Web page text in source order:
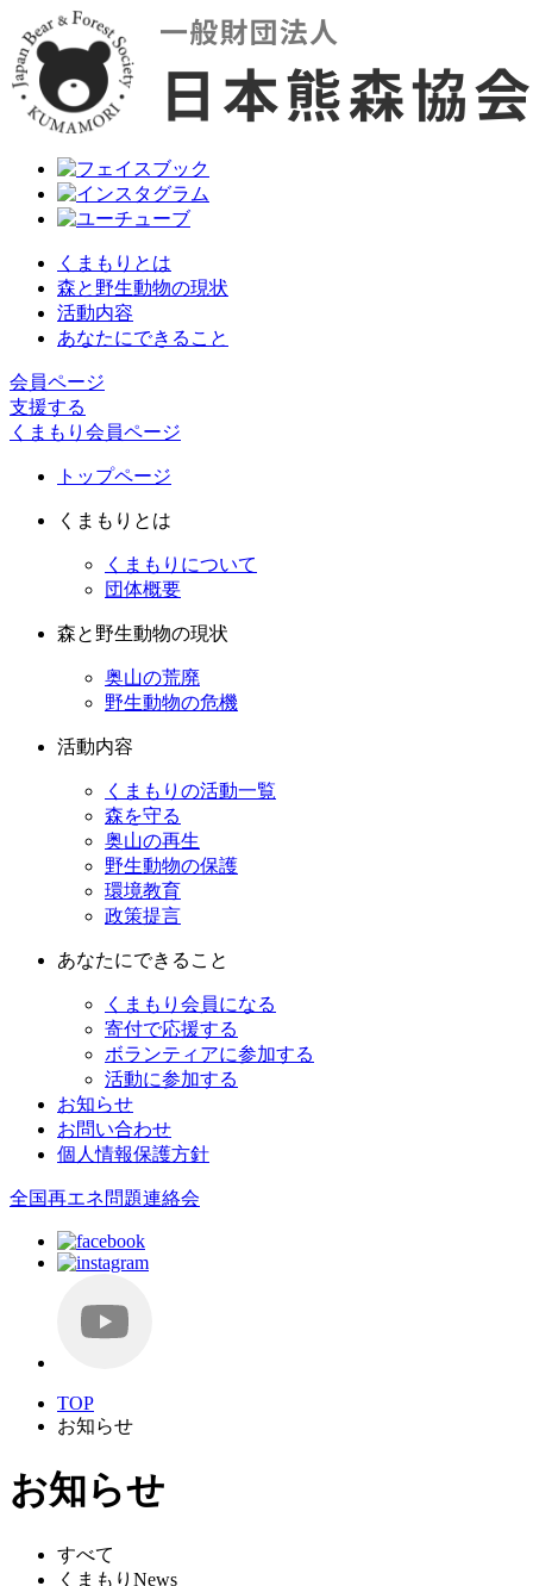
くまもりとは
森と野生動物の現状
活動内容
あなたにできること
会員ページ
支援する
くまもり会員ページ
トップページ
くまもりとは
くまもりについて
団体概要
森と野生動物の現状
奥山の荒廃
野生動物の危機
活動内容
くまもりの活動一覧
森を守る
奥山の再生
野生動物の保護
環境教育
政策提言
あなたにできること
くまもり会員になる
寄付で応援する
ボランティアに参加する
活動に参加する
お知らせ
お問い合わせ
個人情報保護方針
全国再エネ問題連絡会
TOP
お知らせ
お知らせ
すべて
くまもりNews